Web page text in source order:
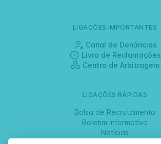
LIGAÇÕES IMPORTANTES
Canal de Denúncias
Livro de Reclamações
Centro de Arbitragem
LIGAÇÕES RÁPIDAS
Bolsa de Recrutamento
Boletim Informativo
Notícias